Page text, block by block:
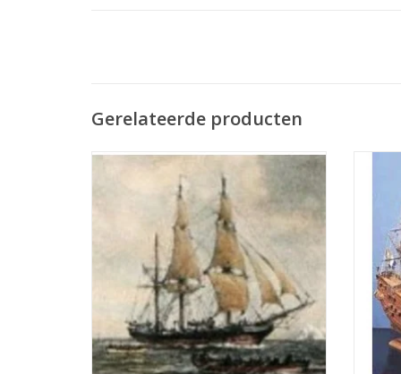
Gerelateerde producten
MBT "Progress", Walvisvaarder uit New
Bedford (1850) (barkgetuigd) -
Bouwtekening Schaal 1 : 48 (10.00.001) -
Print
TOEVOEGEN AAN WINKELWAGEN
uit